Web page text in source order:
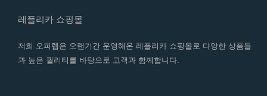
레플리카 쇼핑몰
저희 오피렙은 오랜기간 운영해온 레플리카 쇼핑몰로 다양한 상품들
과 높은 퀄리티를 바탕으로 고객과 함께합니다.